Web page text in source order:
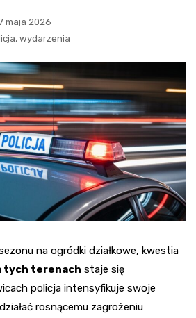
maja 2026
, wydarzenia
na ogródki działkowe, kwestia
tych terenach staje się
policja intensyfikuje swoje
rosnącemu zagrożeniu